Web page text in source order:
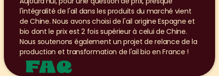
l'intégralité de l'ail dans les produits du marché vient
de Chine. Nous avons choisi de l'ail origine Espagne et
bio dont le prix est 2 fois supérieur à celui de Chine.
Nous soutenons également un projet de relance de la
production et transformation de l'ail bio en France !
FAQ